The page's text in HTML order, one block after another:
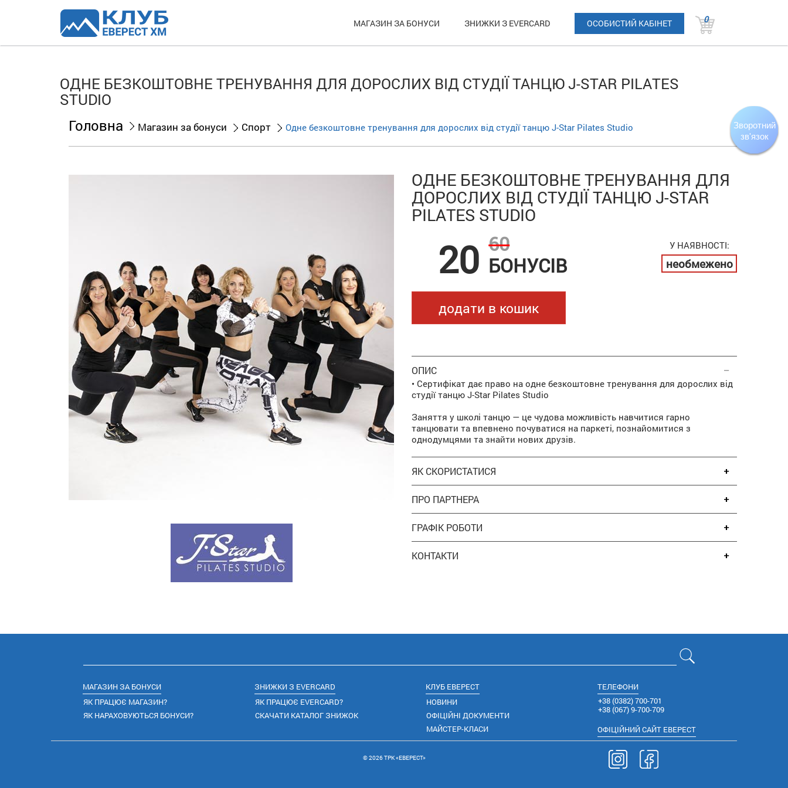
МАГАЗИН ЗА БОНУСИ ЗНИЖКИ З EVERCARD ОСОБИСТИЙ КАБІНЕТ 0
ОДНЕ БЕЗКОШТОВНЕ ТРЕНУВАННЯ ДЛЯ ДОРОСЛИХ ВІД СТУДІЇ ТАНЦЮ J-STAR PILATES
STUDIO
Головна Магазин за бонуси Спорт Одне безкоштовне тренування для дорослих від студії танцю J-Star Pilates Studio
ОДНЕ БЕЗКОШТОВНЕ ТРЕНУВАННЯ ДЛЯ
ДОРОСЛИХ ВІД СТУДІЇ ТАНЦЮ J-STAR
PILATES STUDIO
20 60
БОНУСІВ
У НАЯВНОСТІ:
необмежено
додати в кошик
ОПИС
• Сертифікат дає право на одне безкоштовне тренування для дорослих від
студії танцю J-Star Pilates Studio
Заняття у школі танцю — це чудова можливість навчитися гарно
танцювати та впевнено почуватися на паркеті, познайомитися з
однодумцями та знайти нових друзів.
ЯК СКОРИСТАТИСЯ
ПРО ПАРТНЕРА
ГРАФІК РОБОТИ
КОНТАКТИ
МАГАЗИН ЗА БОНУСИ
ЯК ПРАЦЮЄ МАГАЗИН?
ЯК НАРАХОВУЮТЬСЯ БОНУСИ?
ЗНИЖКИ З EVERCARD
ЯК ПРАЦЮЄ EVERCARD?
СКАЧАТИ КАТАЛОГ ЗНИЖОК
КЛУБ ЕВЕРЕСТ
НОВИНИ
ОФІЦІЙНІ ДОКУМЕНТИ
МАЙСТЕР-КЛАСИ
ТЕЛЕФОНИ
+38 (0382) 700-701
+38 (067) 9-700-709
ОФІЦІЙНИЙСАЙТ ЕВЕРЕСТ
© 2026 ТРК «ЕВЕРЕСТ»